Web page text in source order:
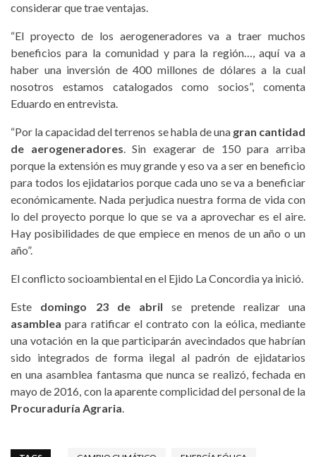
considerar que trae ventajas.
“El proyecto de los aerogeneradores va a traer muchos
beneficios para la comunidad y para la región…, aquí va a
haber una inversión de 400 millones de dólares a la cual
nosotros estamos catalogados como socios”, comenta
Eduardo en entrevista.
“Por la capacidad del terrenos se habla de una gran cantidad
de aerogeneradores. Sin exagerar de 150 para arriba
porque la extensión es muy grande y eso va a ser en beneficio
para todos los ejidatarios porque cada uno se va a beneficiar
económicamente. Nada perjudica nuestra forma de vida con
lo del proyecto porque lo que se va a aprovechar es el aire.
Hay posibilidades de que empiece en menos de un año o un
año”.
El conflicto socioambiental en el Ejido La Concordia ya inició.
Este domingo 23 de abril se pretende realizar una
asamblea para ratificar el contrato con la eólica, mediante
una votación en la que participarán avecindados que habrían
sido integrados de forma ilegal al padrón de ejidatarios
en una asamblea fantasma que nunca se realizó, fechada en
mayo de 2016, con la aparente complicidad del personal de la
Procuraduría Agraria.